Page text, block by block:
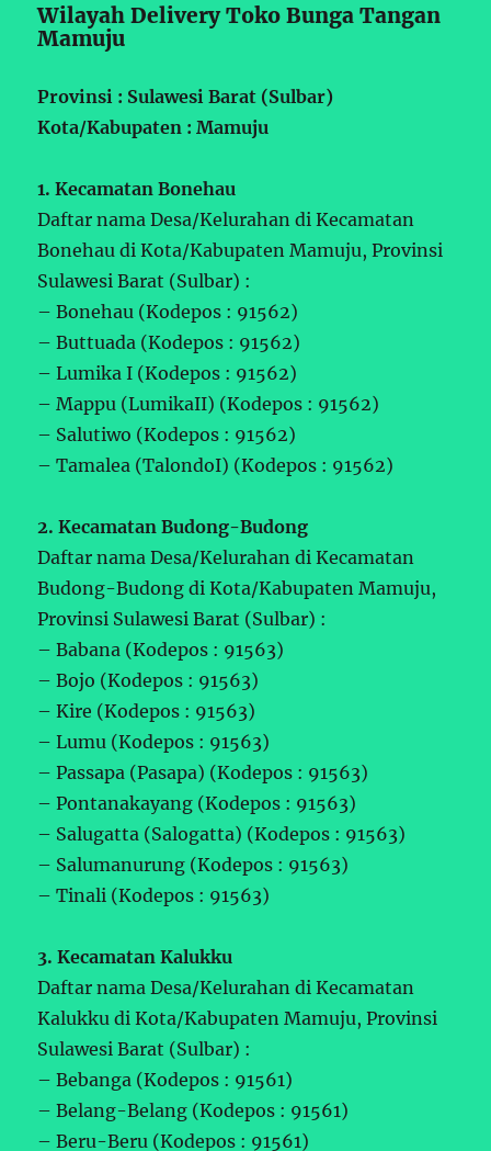
Wilayah Delivery Toko Bunga Tangan
Mamuju
Provinsi : Sulawesi Barat (Sulbar)
Kota/Kabupaten : Mamuju
1. Kecamatan Bonehau
Daftar nama Desa/Kelurahan di Kecamatan
Bonehau di Kota/Kabupaten Mamuju, Provinsi
Sulawesi Barat (Sulbar) :
– Bonehau (Kodepos : 91562)
– Buttuada (Kodepos : 91562)
– Lumika I (Kodepos : 91562)
– Mappu (LumikaII) (Kodepos : 91562)
– Salutiwo (Kodepos : 91562)
– Tamalea (TalondoI) (Kodepos : 91562)
2. Kecamatan Budong-Budong
Daftar nama Desa/Kelurahan di Kecamatan
Budong-Budong di Kota/Kabupaten Mamuju,
Provinsi Sulawesi Barat (Sulbar) :
– Babana (Kodepos : 91563)
– Bojo (Kodepos : 91563)
– Kire (Kodepos : 91563)
– Lumu (Kodepos : 91563)
– Passapa (Pasapa) (Kodepos : 91563)
– Pontanakayang (Kodepos : 91563)
– Salugatta (Salogatta) (Kodepos : 91563)
– Salumanurung (Kodepos : 91563)
– Tinali (Kodepos : 91563)
3. Kecamatan Kalukku
Daftar nama Desa/Kelurahan di Kecamatan
Kalukku di Kota/Kabupaten Mamuju, Provinsi
Sulawesi Barat (Sulbar) :
– Bebanga (Kodepos : 91561)
– Belang-Belang (Kodepos : 91561)
– Beru-Beru (Kodepos : 91561)